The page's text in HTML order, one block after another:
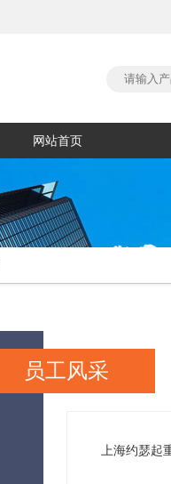
网站首页
员工风采
上海约瑟起